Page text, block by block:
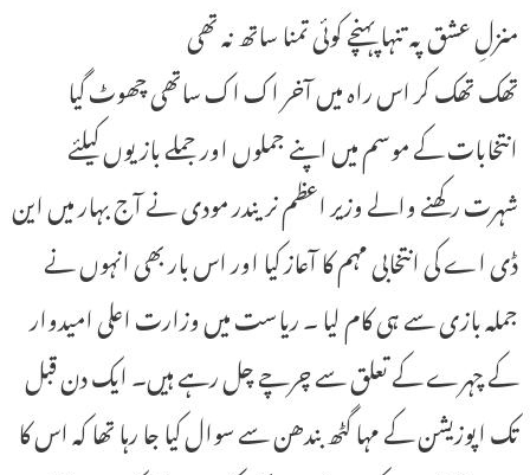
منزلِ عشق پہ تنہا پہنچے کوئی تمنا ساتھ نہ تھی
تھک تھک کر اس راہ میں آخر اک اک ساتھی چھوٹ گیا
انتخابات کے موسم میں اپنے جملوں اور جملے بازیوں کیلئے
شہرت رکھنے والے وزیر اعظم نریندر مودی نے آج بہار میں این
ڈی اے کی انتخابی مہم کا آعاز کیا اور اس بار بھی انہوں نے
جملہ بازی سے ہی کام لیا ۔ ریاست میں وزارت اعلی امیدوار
کے چہرے کے تعلق سے چرچے چل رہے ہیں۔ ایک دن قبل
تک اپوزیشن کے مہا گٹھ بندھن سے سوال کیا جا رہا تھا کہ اس کا